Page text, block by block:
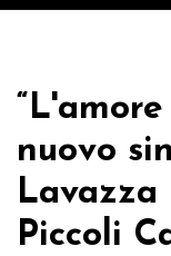
nuovo
Piccoli